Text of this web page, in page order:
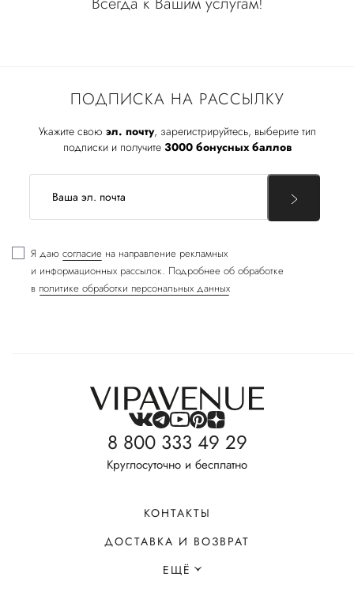
ПОДПИСКА НА РАССЫЛКУ
Укажите свою эл. почту, зарегистрируйтесь, выберите тип
подписки и получите 3000 бонусных баллов
Я даю согласие на направление рекламных
и информационных рассылок. Подробнее об обработке
в политике обработки персональных данных
8 800 333 49 29
Круглосуточно и бесплатно
КОНТАКТЫ
ДОСТАВКА И ВОЗВРАТ
ЕЩЁ